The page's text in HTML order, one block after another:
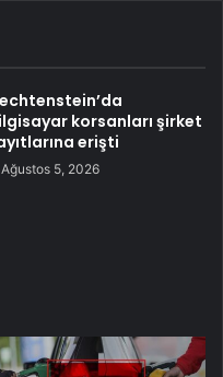
korsanları şirket
erişti
Ağustos 5, 2026